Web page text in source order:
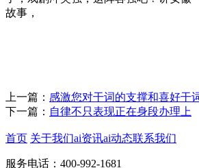
故事，
上一篇： 感激您对干词的支撑和喜好干
下一篇： 自律不只表现正在身段办理上
首页 关于我们ai资讯ai动态联系我们
服务电话：400-992-1681